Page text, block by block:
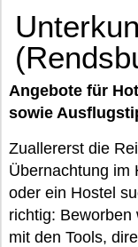
Angebote für
sowie
Zuallererst die
Übernachtung im
oder ein Hostel
richtig:
mit den Tools,